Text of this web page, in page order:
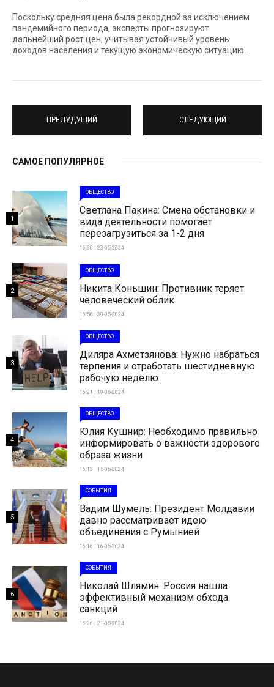
Поскольку средняя цена была рекордной за исключением
пандемийного периода, эксперты прогнозируют
дальнейший рост цен, учитывая устойчивый уровень
доходов населения и текущую экономическую ситуацию.
ПРЕДУДУЩИЙ СЛЕДУЮЩИЙ
САМОЕ ПОПУЛЯРНОЕ
ОБЩЕСТВО
Светлана Пакина: Смена обстановки и
вида деятельности помогает
перезагрузиться за 1-2 дня
16:30 | 23-05-2024
1
ОБЩЕСТВО
Никита Коньшин: Противник теряет
человеческий облик
16:56 | 30-05-2024
2
ОБЩЕСТВО
Диляра Ахметзянова: Нужно набраться
терпения и отработать шестидневную
рабочую неделю
16:21 | 19-05-2024
3
ОБЩЕСТВО
Юлия Кушнир: Необходимо правильно
информировать о важности здорового
образа жизни
16:13 | 15-05-2024
4
СОБЫТИЯ
Вадим Шумель: Президент Молдавии
давно рассматривает идею
объединения с Румынией
16:16 | 16-05-2024
5
СОБЫТИЯ
Николай Шлямин: Россия нашла
эффективный механизм обхода
санкций
16:26 | 21-05-2024
6